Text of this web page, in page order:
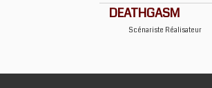
DEATHGASM
Scénariste Réalisateur